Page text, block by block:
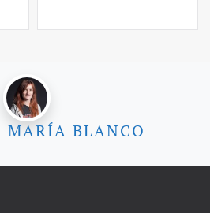
MARÍA BLANCO